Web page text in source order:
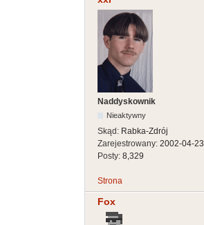
Naddyskownik
Nieaktywny
Skąd: Rabka-Zdrój
Zarejestrowany: 2002-04-23
Posty: 8,329
Strona
Fox